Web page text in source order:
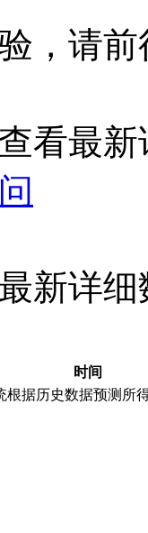
，请
看最
新详细
时间
根据历史数据预测所